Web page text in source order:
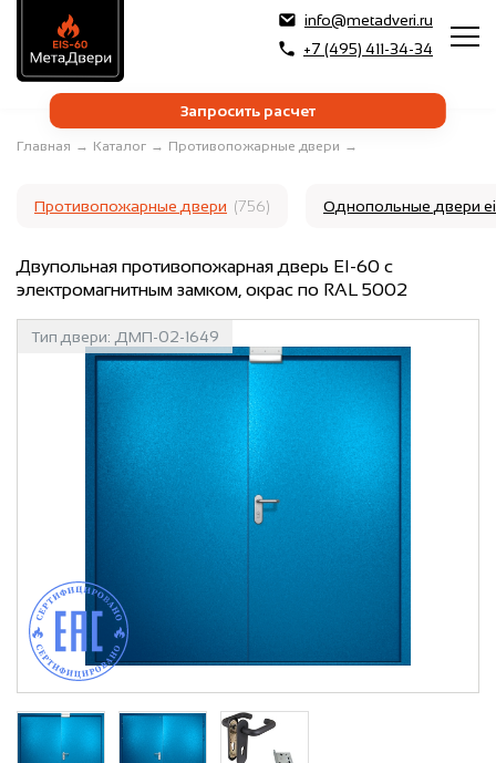
info@metadveri.ru
+7 (495) 411-34-34
Запросить расчет
Главная → Каталог → Противопожарные двери →
Противопожарные двери (756) Однопольные двери
Двупольная противопожарная дверь EI-60 с
электромагнитным замком, окрас по RAL 5002
Тип двери: ДМП-02-1649